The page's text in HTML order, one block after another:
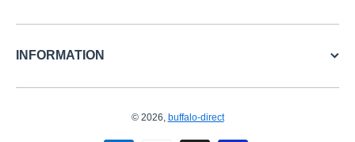
INFORMATION
© 2026, buffalo-direct
お支払い方法